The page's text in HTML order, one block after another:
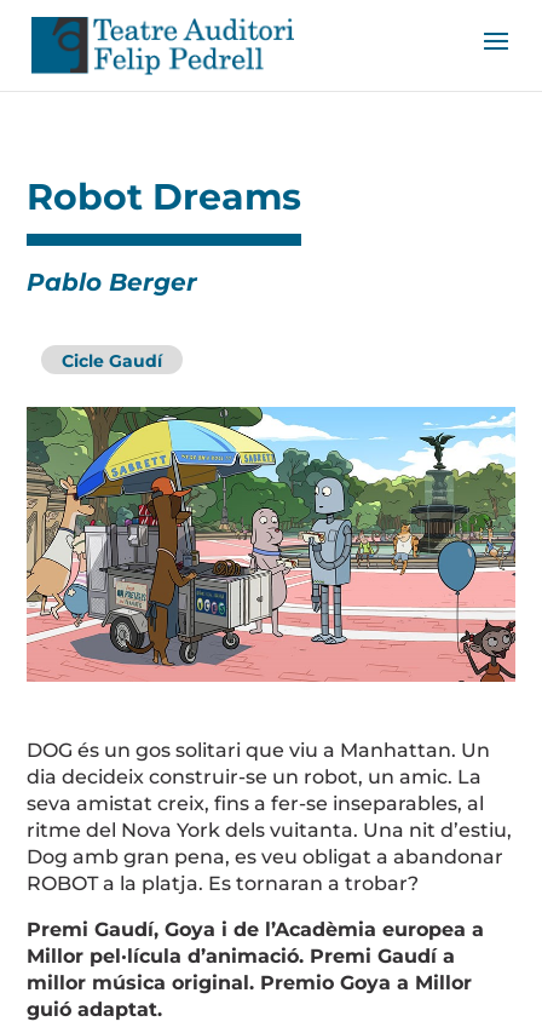
Robot Dreams
Pablo Berger
Cicle Gaudí
DOG és un gos solitari que viu a Manhattan. Un
dia decideix construir-se un robot, un amic. La
seva amistat creix, fins a fer-se inseparables, al
ritme del Nova York dels vuitanta. Una nit d’estiu,
Dog amb gran pena, es veu obligat a abandonar
ROBOT a la platja. Es tornaran a trobar?
Premi Gaudí, Goya i de l’Acadèmia europea a
Millor pel·lícula d’animació. Premi Gaudí a
millor música original. Premio Goya a Millor
guió adaptat.